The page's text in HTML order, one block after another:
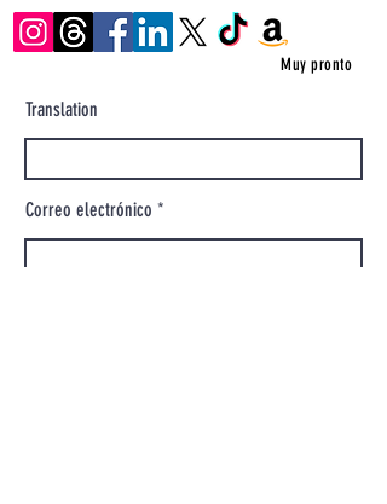
Muy pronto
Translation
Correo electrónico